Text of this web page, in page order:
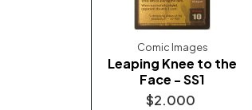
Comic Images
Leaping Knee to the
Face - SS1
$2.000